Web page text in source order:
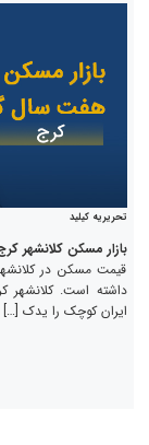
تحریریه کیلید
بازار مسکن کلانشهر
قیمت مسکن در
داشته است. کلانشهر
ایران کوچک را یدک […]